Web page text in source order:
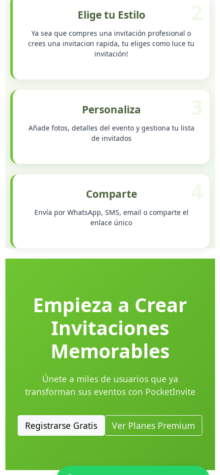
Elige tu Estilo
Ya sea que compres una invitación profesional o
crees una invitacion rapida, tu eliges como luce tu
invitación!
Personaliza
Añade fotos, detalles del evento y gestiona tu lista
de invitados
Comparte
Envía por WhatsApp, SMS, email o comparte el
enlace único
Empieza a Crear
Invitaciones
Memorables
Únete a miles de usuarios que ya
transforman sus eventos con PocketInvite
Registrarse Gratis Ver Planes Premium